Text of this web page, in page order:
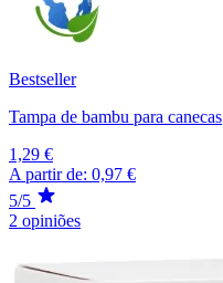
Bestseller
Tampa de bambu para canecas
1,29 €
A partir de: 0,97 €
5/5
2 opiniões